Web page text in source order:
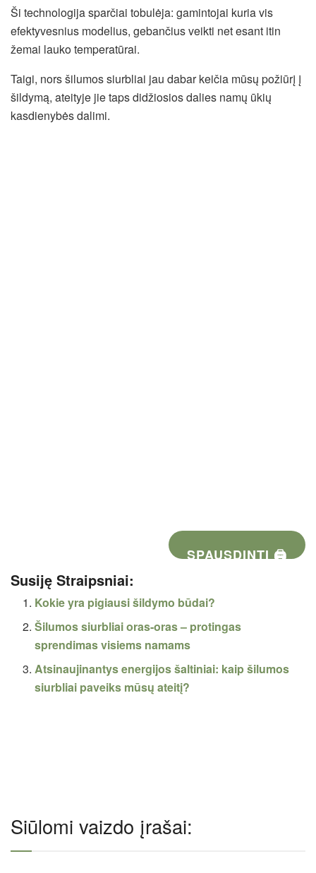
Ši technologija sparčiai tobulėja: gamintojai kuria vis
efektyvesnius modelius, gebančius veikti net esant itin
žemai lauko temperatūrai.
Taigi, nors šilumos siurbliai jau dabar keičia mūsų požiūrį į
šildymą, ateityje jie taps didžiosios dalies namų ūkių
kasdienybės dalimi.
SPAUSDINTI 🖨
Susiję Straipsniai:
Kokie yra pigiausi šildymo būdai?
Šilumos siurbliai oras-oras – protingas
sprendimas visiems namams
Atsinaujinantys energijos šaltiniai: kaip šilumos
siurbliai paveiks mūsų ateitį?
Siūlomi vaizdo įrašai: